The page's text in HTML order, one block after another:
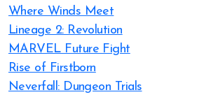
Where Winds Meet
Lineage 2: Revolution
MARVEL Future Fight
Rise of Firstborn
Neverfall: Dungeon Trials